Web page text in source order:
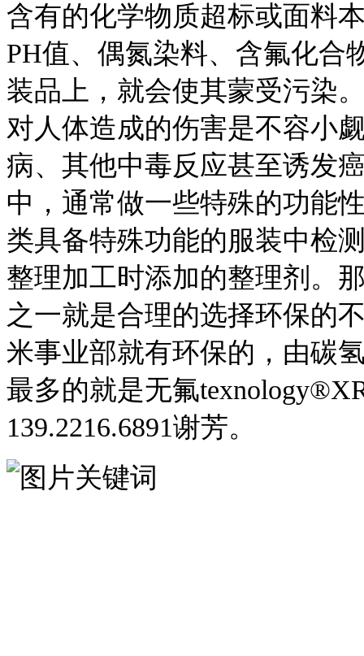
含有的化学物质超标或面料
PH值、偶氮染料、含氟化合
装品上，就会使其蒙受污染
对人体造成的伤害是不容小
病、其他中毒反应甚至诱发
中，通常做一些特殊的功能
类具备特殊功能的服装中检
整理加工时添加的整理剂。
之一就是合理的选择环保的
米事业部就有环保的，由碳
最多的就是无氟
139.2216.6891谢芳。